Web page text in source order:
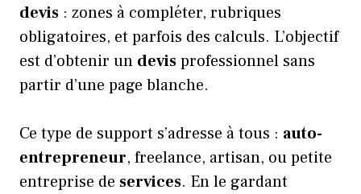
devis : zones à compléter, rubriques
obligatoires, et parfois des calculs. L’objectif
est d’obtenir un devisprofessionnel sans
partir d’une page blanche.
Ce type de support s’adresse à tous : auto-
entrepreneur, freelance, artisan, ou petite
entreprise de services. En le gardant